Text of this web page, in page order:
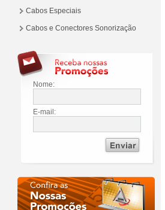
Cabos Especiais
Cabos e Conectores Sonorização
Nome:
E-mail: